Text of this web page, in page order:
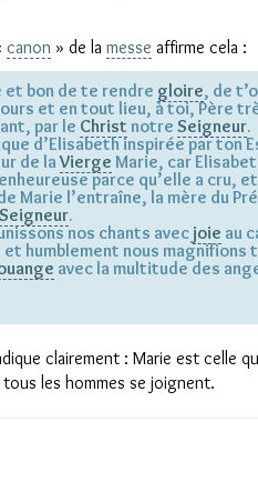
canon » de la messe affirme cela :
bon de te rendre gloire, de
et en tout lieu, à toi, Père
par le Christ notre Seigneur.
d’Elisabeth inspirée par ton
de laVierge Marie, car
parce qu’elle a cru,
Marie l’entraîne, la mère du
Seigneur.
nos chants avec joie au
et humblement nous magnifions
avec la multitude des
clairement : Marie est celle
tous les hommes se joignent.